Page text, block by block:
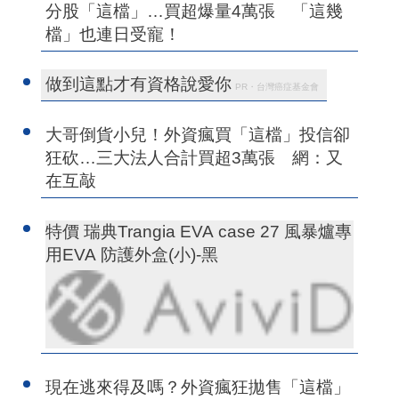
分股「這檔」…買超爆量4萬張 「這幾
檔」也連日受寵！
做到這點才有資格說愛你 PR・台灣癌症基金會
大哥倒貨小兒！外資瘋買「這檔」投信卻
狂砍…三大法人合計買超3萬張 網：又
在互敲
特價 瑞典Trangia EVA case 27 風暴爐專
用EVA 防護外盒(小)-黑
現在逃來得及嗎？外資瘋狂拋售「這檔」